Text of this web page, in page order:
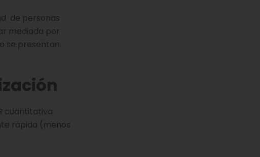
de personas
mediada por
se presentan
cuantitativa
rápida (menos